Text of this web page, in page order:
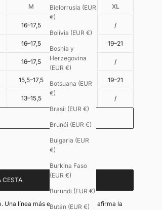
Bielorrusia (EUR
€)
Bolivia (EUR €)
Bosnia y
Herzegovina
(EUR €)
Botsuana (EUR
€)
Brasil (EUR €)
Brunéi (EUR €)
Bulgaria (EUR
€)
Burkina Faso
(EUR €)
Burundi (EUR €)
Bután (EUR €)
M L XL
16–17,5 /
16–17,5 19–21
16–17,5 / /
15,5–17,5 17,5–19 19–21
13–15,5 /
CESTA
Una línea más estructurada que afirma la